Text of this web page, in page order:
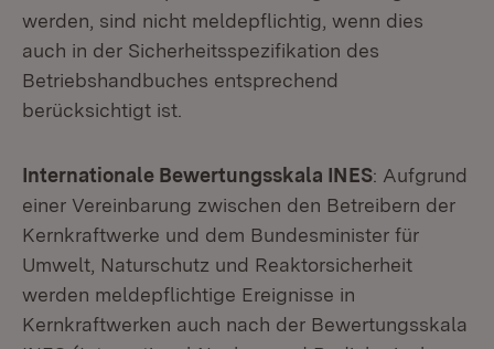
werden, sind nicht meldepflichtig, wenn dies
auch in der Sicherheitsspezifikation des
Betriebshandbuches entsprechend
berücksichtigt ist.
Internationale Bewertungsskala INES: Aufgrund
einer Vereinbarung zwischen den Betreibern der
Kernkraftwerke und dem Bundesminister für
Umwelt, Naturschutz und Reaktorsicherheit
werden meldepflichtige Ereignisse in
Kernkraftwerken auch nach der Bewertungsskala